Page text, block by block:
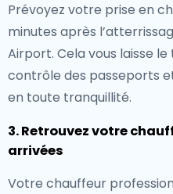
Prévoyez votre prise en
minutes après
Airport. Cela vous laisse
contrôle des passeports
en toute tranquillité.
3. Retrouvez votre
arrivées
Votre chauffeur